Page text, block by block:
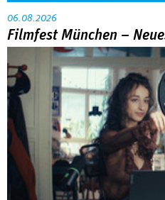
06.08.2026
Filmfest München –